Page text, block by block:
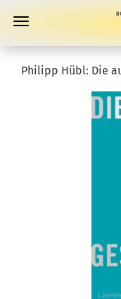
Philipp Hübl: Die